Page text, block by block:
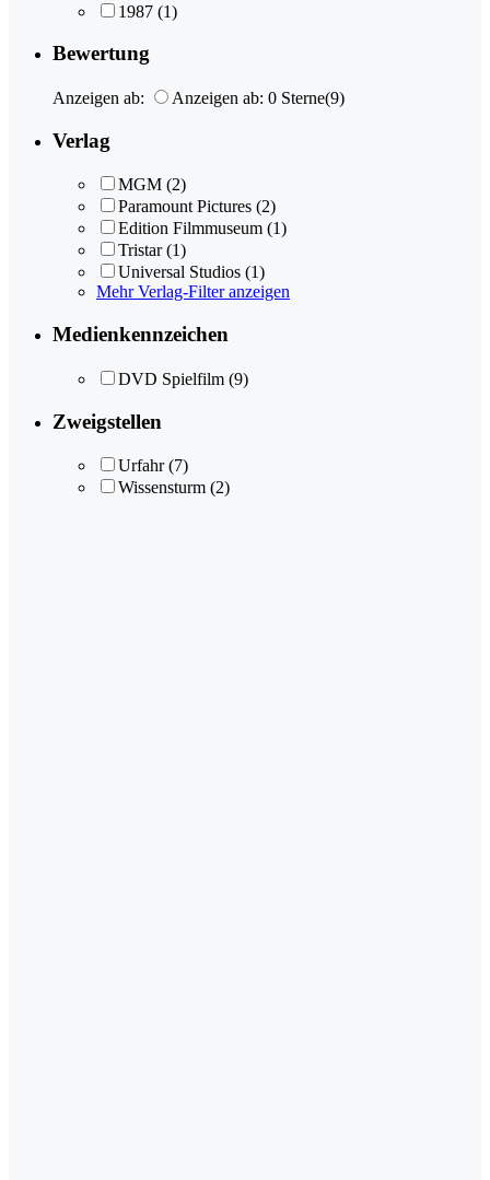
1987 (1)
Bewertung
Anzeigen ab: Anzeigen ab: 0 Sterne(9)
Verlag
MGM (2)
Paramount Pictures (2)
Edition Filmmuseum (1)
Tristar (1)
Universal Studios (1)
Mehr Verlag-Filter anzeigen
Medienkennzeichen
DVD Spielfilm (9)
Zweigstellen
Urfahr (7)
Wissensturm (2)